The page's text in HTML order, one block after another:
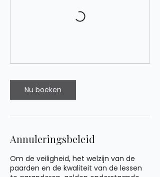
Nu boeken
Annuleringsbeleid
Om de veiligheid, het welzijn van de
paarden en de kwaliteit van de lessen